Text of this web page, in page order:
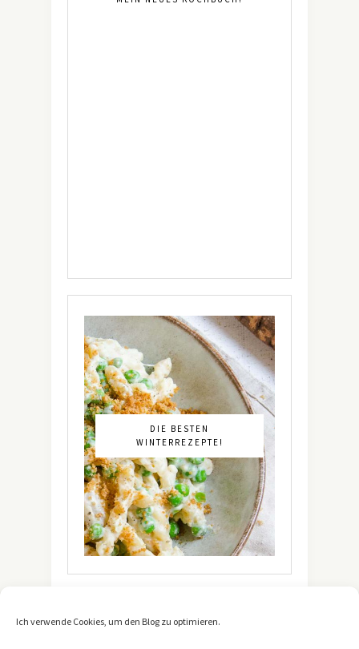
Ich verwende Cookies, um den Blog zu optimieren.
DIE BESTEN
WINTERREZEPTE!